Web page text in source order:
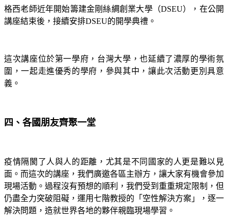
格西老師近年開始籌建金剛絲綢創業大學（DSEU），在公開
講座結束後，接續安排DSEU的開學典禮。
這次講座位於第一學府，台灣大學，也延續了濃厚的學術氛
圍，一起走進優秀的學府，參與其中，讓此次活動更別具意
義。
四、各國朋友齊聚一堂
疫情隔閡了人與人的距離，尤其是不同國家的人更是難以見
面。而這次的講座，我們廣邀各區主辦方，讓大家有機會參加
現場活動。過程沒有預想的順利，我們受到重重規定限制，但
仍盡全力突破阻礙，運用七階教授的「空性解決方案」，逐一
解決問題，造就世界各地的夥伴親臨現場學習。